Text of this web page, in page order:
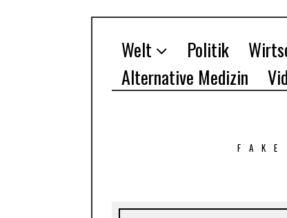
Welt Politik
Alternative Medizin